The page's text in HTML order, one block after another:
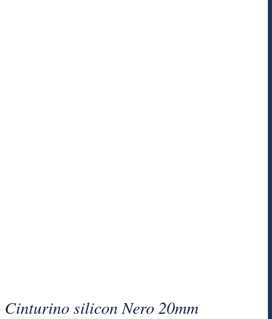
Cinturino silicon Nero 20mm